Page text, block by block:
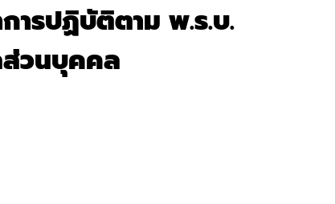
ารปฏิบัติตาม พ.ร.บ.
วนบุคคล